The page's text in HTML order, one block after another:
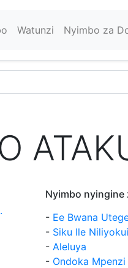
Watunzi Nyimbo za
Nyimbo nyingine
- Ee Bwana
- Siku Ile
- Aleluya
- Ondoka Mpenzi